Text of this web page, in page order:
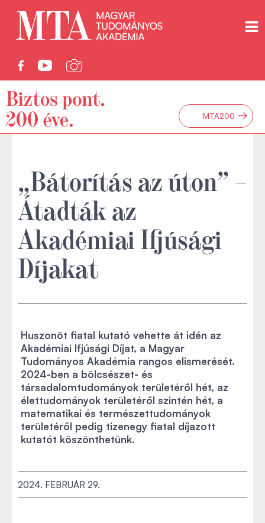
MTA200 →
„Bátorítás az úton” –
Átadták az
Akadémiai Ifjúsági
Díjakat
Huszonöt fiatal kutató vehette át idén az
Akadémiai Ifjúsági Díjat, a Magyar
Tudományos Akadémia rangos elismerését.
2024-ben a bölcsészet- és
társadalomtudományok területéről hét, az
élettudományok területéről szintén hét, a
matematikai és természettudományok
területéről pedig tizenegy fiatal díjazott
kutatót köszönthetünk.
2024. FEBRUÁR 29.